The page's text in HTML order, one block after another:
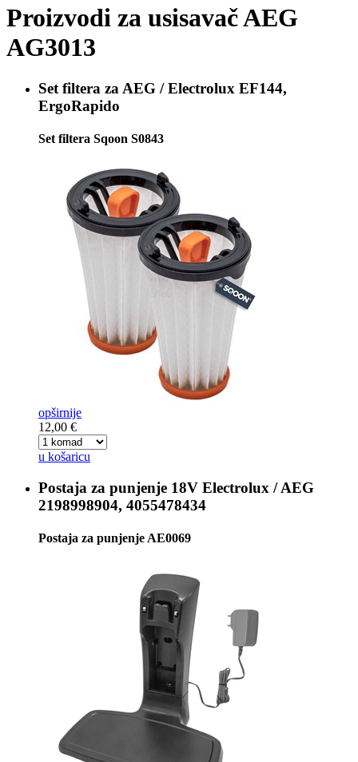
Proizvodi za usisavačAEG
AG3013
Set filtera za AEG / Electrolux EF144,
ErgoRapido
Set filtera Sqoon S0843
opširnije
12,00 €
u košaricu
Postaja za punjenje 18V Electrolux / AEG
2198998904, 4055478434
Postaja za punjenje AE0069